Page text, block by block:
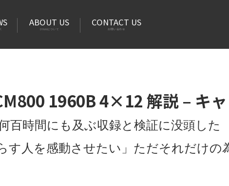
ABOUT US
DYNAXについて
CONTACT US
お問い合わせ
1960B 4×12 解説 – キ
百時間にも及ぶ収録と検証に没頭した
す人を感動させたい」ただそれだけの